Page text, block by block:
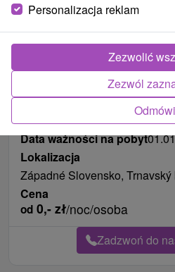
Długość pobytuod 127 noce
Data ważności na pobyt
Lokalizacja
Západné Slovensko,
Cena
od 0,- zł/noc/osoba
Zadzwoń do
Personalizacja reklam
Zezwól
Zezwolić